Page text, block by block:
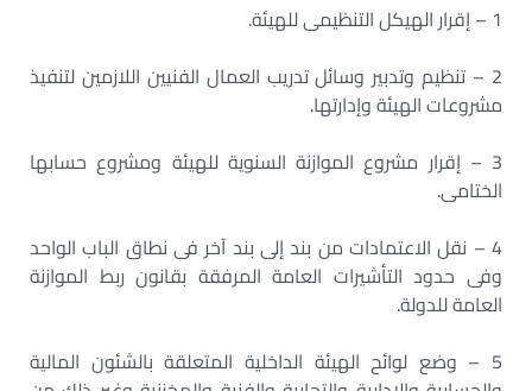
1 – إقرار الهيكل التنظيمى للهيئة.
2 – تنظيم وتدبير وسائل تدريب العمال الفنيين اللازمين لتنفيذ
مشروعات الهيئة وإدارتها.
3 – إقرار مشروع الموازنة السنوية للهيئة ومشروع حسابها
الختامى.
4 – نقل الاعتمادات من بند إلى بند آخر فى نطاق الباب الواحد
وفى حدود التأشيرات العامة المرفقة بقانون ربط الموازنة
العامة للدولة.
5 – وضع لوائح الهيئة الداخلية المتعلقة بالشئون المالية